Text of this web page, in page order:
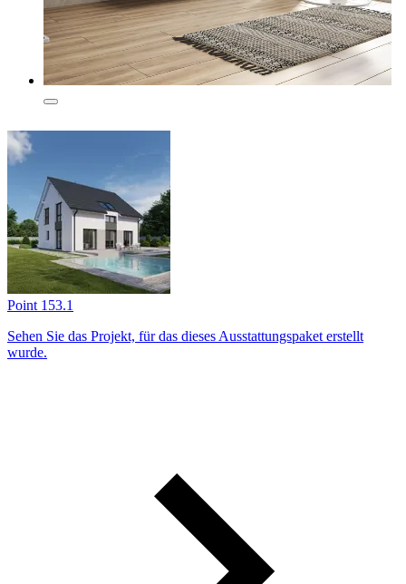
Point 153.1
Sehen Sie das Projekt, für das dieses Ausstattungs­paket erstellt
wurde.